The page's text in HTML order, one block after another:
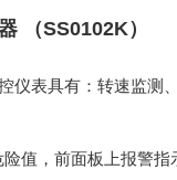
（SS0102K）
仪表具有：转速监测
值，前面板上报警